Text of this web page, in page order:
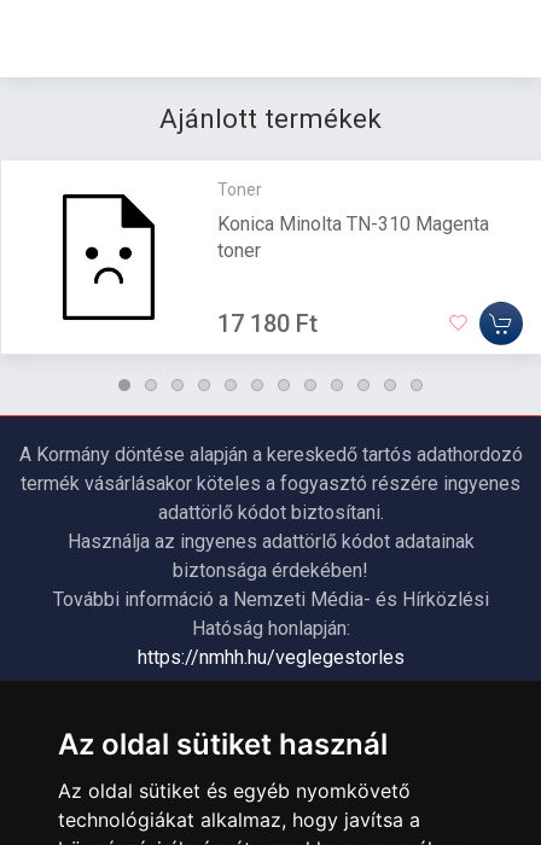
Az oldal sütiket használ
Az oldal sütiket és egyéb nyomkövető
technológiákat alkalmaz, hogy javítsa a
Ajánlott termékek
Toner
Konica Minolta TN-310 Magenta
toner
17 180 Ft
A Kormány döntése alapján a kereskedő tartós adathordozó
termék vásárlásakor köteles a fogyasztó részére ingyenes
adattörlő kódot biztosítani.
Használja az ingyenes adattörlő kódot adatainak
biztonsága érdekében!
További információ a Nemzeti Média- és Hírközlési
Hatóság honlapján:
https://nmhh.hu/veglegestorles
ÜGYFÉLSZOLGÁLAT
Garanciális Ügyintézés
Webszolgáltatás